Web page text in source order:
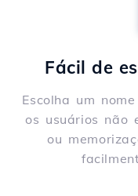
Fácil de
Escolha um
os usuários não
ou